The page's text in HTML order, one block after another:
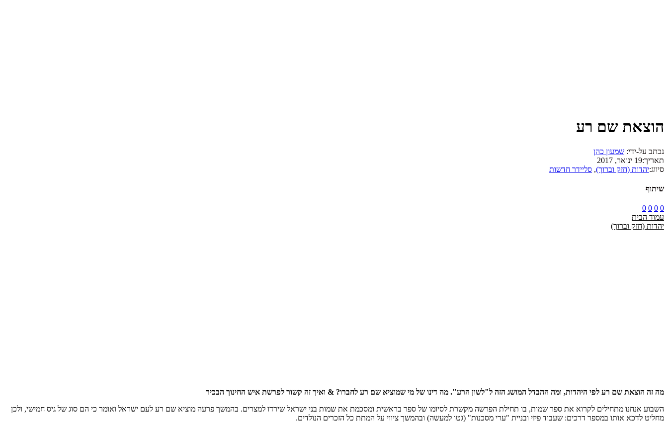
הוצאת שם רע
נכתב על-ידי: שמעון כהן
תאריך:19 ינואר, 2017
סיווג:יהדות (חזק וברוך), סליידר חדשות
שיתוף
0
0
0
0
עמוד הבית
יהדות (חזק וברוך)
מה זה הוצאת שם רע לפי היהדות, ומה ההבדל המושג הזה ל"לשון הרע". מה דינו של מי שמוציא שם רע לחברו? & ואיך זה קשור לפרשת איש החינוך הבכיר
השבוע אנחנו מתחילים לקרוא את ספר שמות, בו תחילת הפרשה מקשרת לסיומו של ספר בראשית ומסכמת את שמות בני ישראל שירדו למצרים. בהמשך פרעה מוציא שם רע לעם ישראל ואומר כי הם סוג של גיס חמישי, ולכן
מחליט לדכא אותו במספר דרכים: שעבוד פיזי ובניית "ערי מסכנות" (גטו למעשה) ובהמשך ציווי על המתת כל הזכרים הנולדים.